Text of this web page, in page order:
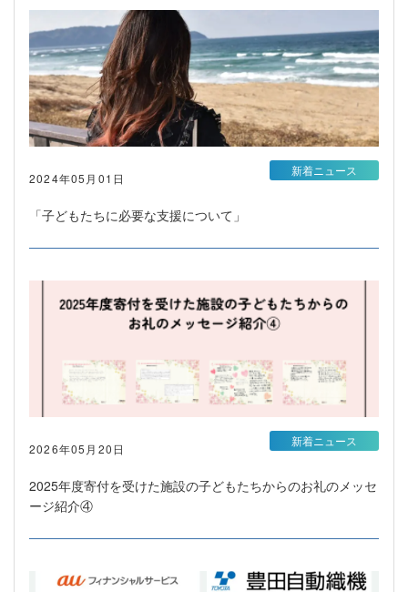
2024年05月01日
「子どもたちに必要な支援について」
新着ニュース
2026年05月20日
2025年度寄付を受けた施設の子どもたちからのお礼のメッセ
ージ紹介④
新着ニュース